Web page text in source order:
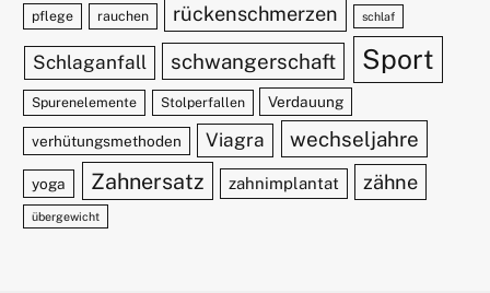
pflege rauchen rückenschmerzen schlaf
Schlaganfall schwangerschaft Sport
Spurenelemente Stolperfallen Verdauung
verhütungsmethoden Viagra wechseljahre
yoga Zahnersatz zahnimplantat zähne
übergewicht